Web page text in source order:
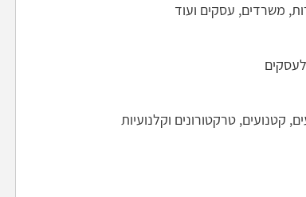
משרדים, עסקים ועוד
קטנועים, טרקטורונים וקלנועיות